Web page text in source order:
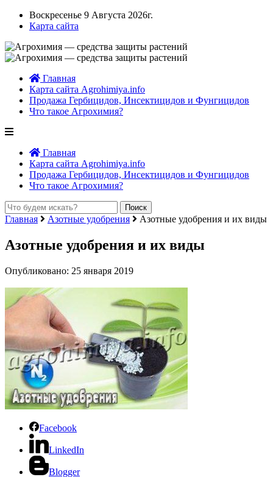
Воскресенье 9 Августа 2026г.
Карта сайта
Главная
Карта сайта Agrohimiya.info
Продажа Гербицидов, Инсектицидов и Фунгицидов
Что такое Агрохимия?
Главная
Карта сайта Agrohimiya.info
Продажа Гербицидов, Инсектицидов и Фунгицидов
Что такое Агрохимия?
Главная Азотные удобрения Азотные удобрения и их виды
Азотные удобрения и их виды
Опубликовано: 25 января 2019
Facebook
LinkedIn
Blogger